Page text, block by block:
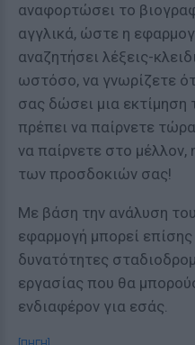
αναφορτώσει το
αγγλικά, ώστε η
αναζητήσει λέξεις-
ωστόσο, να γνωρίζετε
σας δώσει μια εκτίμηση
πρέπει να παίρνετε
να παίρνετε στο μέλλον,
των προσδοκιών σας!
Με βάση την ανάλυση
εφαρμογή μπορεί επίσης
δυνατότητες
εργασίας που θα
ενδιαφέρον για εσάς.